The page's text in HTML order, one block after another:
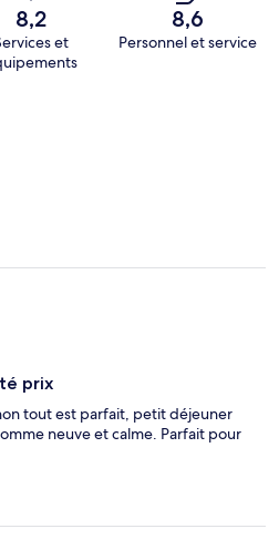
8,2
et
8,6
Personnel et service
prix
tout est parfait, petit déjeuner
neuve et calme. Parfait pour